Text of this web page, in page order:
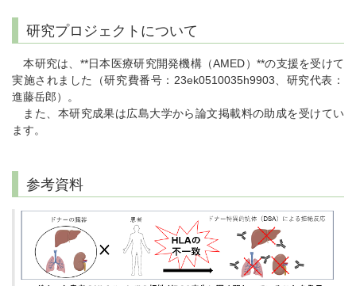
研究プロジェクトについて
本研究は、**日本医療研究開発機構（AMED）**の支援を受けて
実施されました（研究費番号：23ek0510035h9903、研究代表：
進藤岳郎）。
また、本研究成果は広島大学から論文掲載料の助成を受けてい
ます。
参考資料